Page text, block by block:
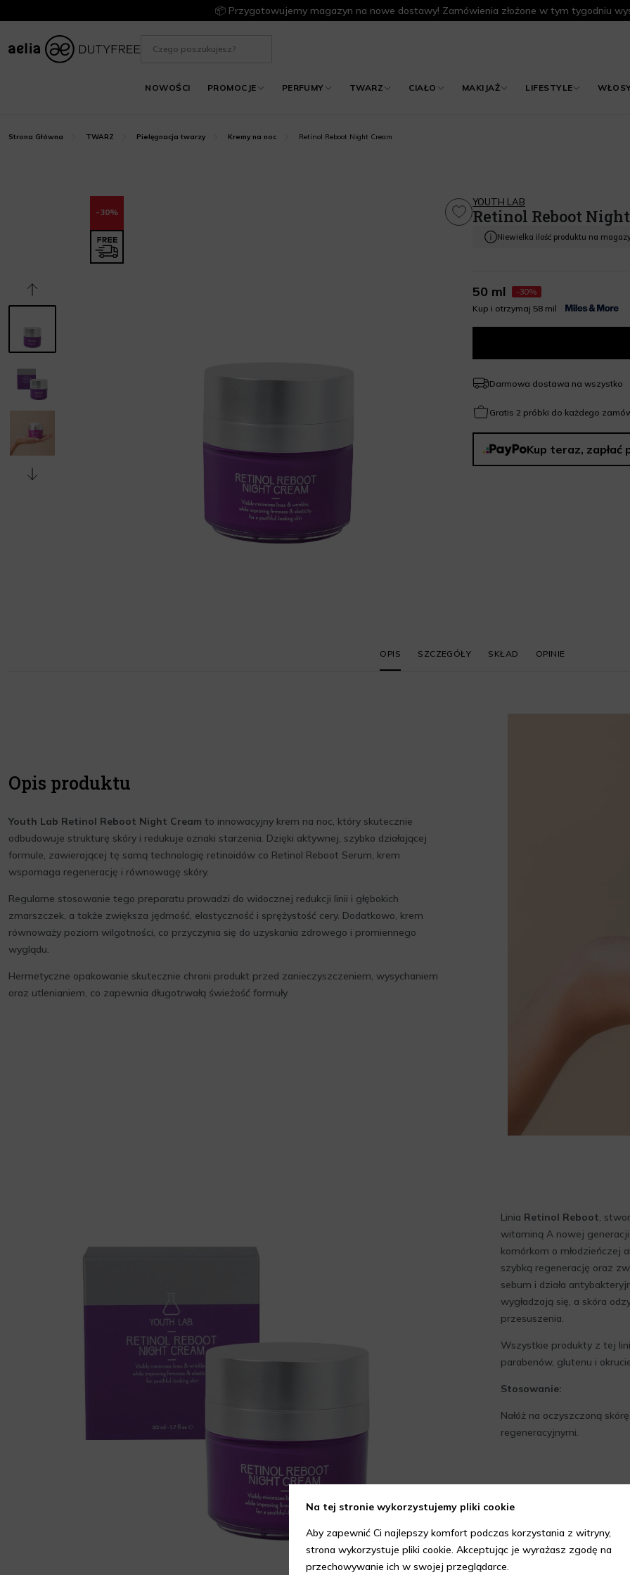
📦 Przygotowujemy magazyn na nowe dostawy! Zamówienia złożone w tym tygodniu
NOWOŚCI PROMOCJE PERFUMY TWARZ CIAŁO MAKIJAŻ LIFESTYLE
Strona Główna TWARZ Pielęgnacja twarzy Kremy na noc Retinol Reboot Night Cream
-30%
YOUTH LAB
Retinol Reboot
Niewielka ilość produktu na
50 ml
-30%
Kup i otrzymaj 58 mil
Darmowa dostawa na wszystko
Gratis 2 próbki do każdego
Kup teraz, zapłać
OPIS SZCZEGÓŁY SKŁAD OPINIE
Opis produktu
Youth Lab Retinol Reboot Night Cream to innowacyjny krem na noc, który skutecznie
odbudowuje strukturę skóry i redukuje oznaki starzenia. Dzięki aktywnej, szybko działającej
formule, zawierającej tę samą technologię retinoidów co Retinol Reboot Serum, krem
wspomaga regenerację i równowagę skóry.
Regularne stosowanie tego preparatu prowadzi do widocznej redukcji linii i głębokich
zmarszczek, a także zwiększa jędrność, elastyczność i sprężystość cery. Dodatkowo, krem
równoważy poziom wilgotności, co przyczynia się do uzyskania zdrowego i promiennego
wyglądu.
Hermetyczne opakowanie skutecznie chroni produkt przed zanieczyszczeniem, wysychaniem
oraz utlenianiem, co zapewnia długotrwałą świeżość formuły.
Linia Retinol Reboot,
witaminą A nowej
komórkom o młodzieńczej
szybką regenerację oraz
sebum i działa
wygładzają się, a skóra
przesuszenia.
Wszystkie produkty z tej
parabenów, glutenu i
Stosowanie:
Nałóż na oczyszczoną
regeneracyjnymi.
Na tej stronie wykorzystujemy pliki cookie
Aby zapewnić Ci najlepszy komfort podczas korzystania z witryny,
strona wykorzystuje pliki cookie. Akceptując je wyrażasz zgodę na
przechowywanie ich w swojej przeglądarce.